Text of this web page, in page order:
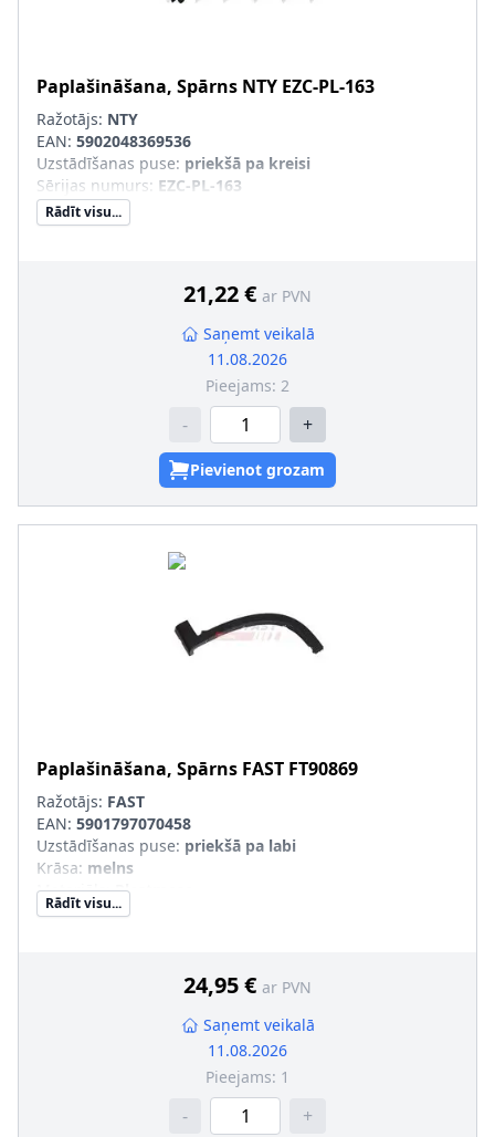
Paplašināšana, Spārns NTY EZC-PL-163
Ražotājs: NTY
EAN: 5902048369536
Uzstādīšanas puse: priekšā pa kreisi
Sērijas numurs: EZC-PL-163
Rādīt visu...
21,22 € ar PVN
Saņemt veikalā
11.08.2026
Pieejams: 2
- +
Pievienot grozam
Paplašināšana, Spārns FAST FT90869
Ražotājs: FAST
EAN: 5901797070458
Uzstādīšanas puse: priekšā pa labi
Krāsa: melns
Materiāls:Plastmasa
Komponenti:
Rādīt visu...
24,95 € ar PVN
Saņemt veikalā
11.08.2026
Pieejams: 1
- +